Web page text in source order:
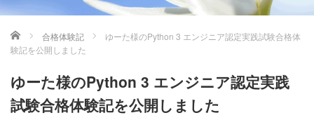
ホーム 合格体験記
ゆーた様のPython 3 エンジニア認定実践試験合格体
験記を公開しました
ゆーた様のPython 3 エンジニア認定実践
試験合格体験記を公開しました